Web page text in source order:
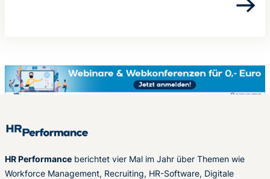
HR Performance berichtet vier Mal im Jahr über Themen wie
Workforce Management, Recruiting, HR-Software, Digitale